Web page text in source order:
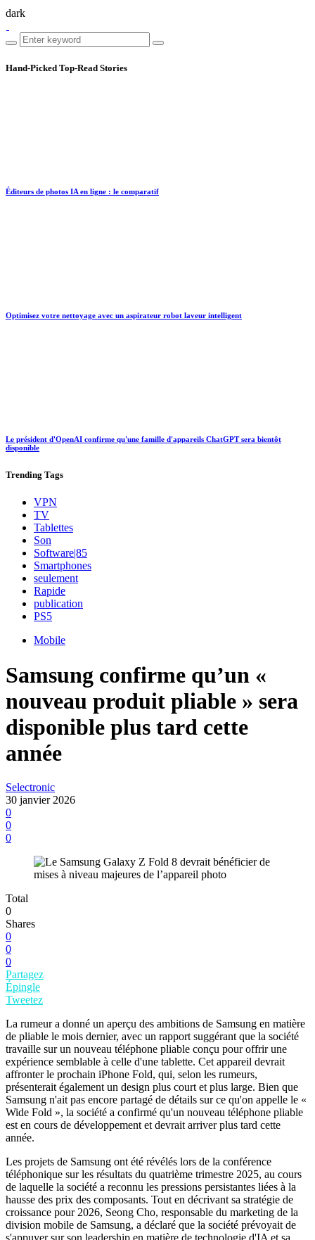
dark
Hand-Picked Top-Read Stories
Éditeurs de photos IA en ligne : le comparatif
Optimisez votre nettoyage avec un aspirateur robot laveur intelligent
Le président d'OpenAI confirme qu'une famille d'appareils ChatGPT sera bientôt
disponible
Trending Tags
VPN
TV
Tablettes
Son
Software|85
Smartphones
seulement
Rapide
publication
PS5
Mobile
Samsung confirme qu’un «
nouveau produit pliable » sera
disponible plus tard cette
année
Selectronic
30 janvier 2026
0
0
0
Total
0
Shares
0
0
0
Partagez
Épingle
Tweetez
La rumeur a donné un aperçu des ambitions de Samsung en matière
de pliable le mois dernier, avec un rapport suggérant que la société
travaille sur un nouveau téléphone pliable conçu pour offrir une
expérience semblable à celle d'une tablette. Cet appareil devrait
affronter le prochain iPhone Fold, qui, selon les rumeurs,
présenterait également un design plus court et plus large. Bien que
Samsung n'ait pas encore partagé de détails sur ce qu'on appelle le «
Wide Fold », la société a confirmé qu'un nouveau téléphone pliable
est en cours de développement et devrait arriver plus tard cette
année.
Les projets de Samsung ont été révélés lors de la conférence
téléphonique sur les résultats du quatrième trimestre 2025, au cours
de laquelle la société a reconnu les pressions persistantes liées à la
hausse des prix des composants. Tout en décrivant sa stratégie de
croissance pour 2026, Seong Cho, responsable du marketing de la
division mobile de Samsung, a déclaré que la société prévoyait de